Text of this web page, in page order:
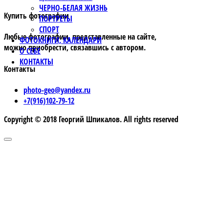
ЧЕРНО-БЕЛАЯ ЖИЗНЬ
ПОРТРЕТЫ
СПОРТ
ФОТОКНИГИ, КАЛЕНДАРИ
О СЕБЕ
КОНТАКТЫ
Купить фотографии
Любые фотографии, представленные на сайте,
можно приобрести, связавшись с автором.
Контакты
photo-geo@yandex.ru
+7(916)102-79-12
Copyright © 2018 Георгий Шпикалов. All rights reserved